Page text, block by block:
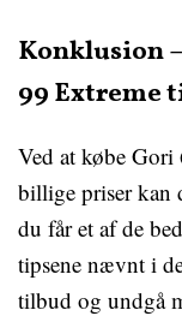
Konklusion
99 Extreme
Ved at købe
billige priser kan
du får et af de
tipsene nævnt i
tilbud og undgå